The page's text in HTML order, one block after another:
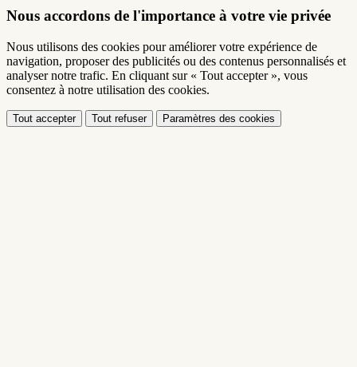
Nous accordons de l'importance à votre vie privée
Nous utilisons des cookies pour améliorer votre expérience de
navigation, proposer des publicités ou des contenus personnalisés et
analyser notre trafic. En cliquant sur « Tout accepter », vous
consentez à notre utilisation des cookies.
Tout accepter Tout refuser Paramètres des cookies